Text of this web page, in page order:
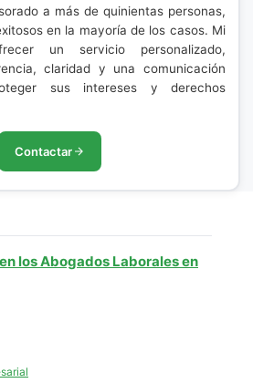
a más de quinientas personas,
en la mayoría de los casos. Mi
un servicio personalizado,
claridad y una comunicación
sus intereses y derechos
Contactar
los Abogados Laborales en